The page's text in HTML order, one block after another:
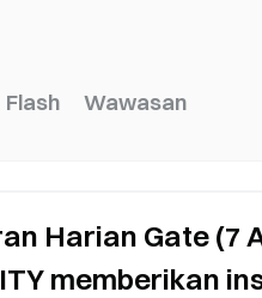
Flash Wawasan
Harian Gate (7
memberikan